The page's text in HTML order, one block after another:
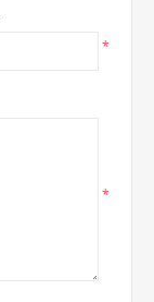
*
*